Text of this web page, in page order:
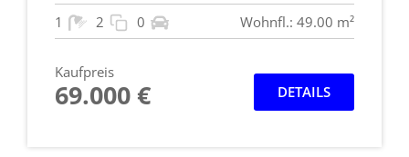
1 2 0 Wohnfl.: 49.00 m²
Kaufpreis
69.000 € DETAILS